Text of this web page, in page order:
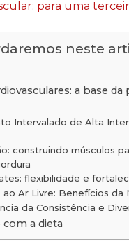
para uma
neste
a base da
Intervalado de Alta
construindo músculos
flexibilidade e
ao Ar Livre: Benefícios da
da Consistência e
a dieta